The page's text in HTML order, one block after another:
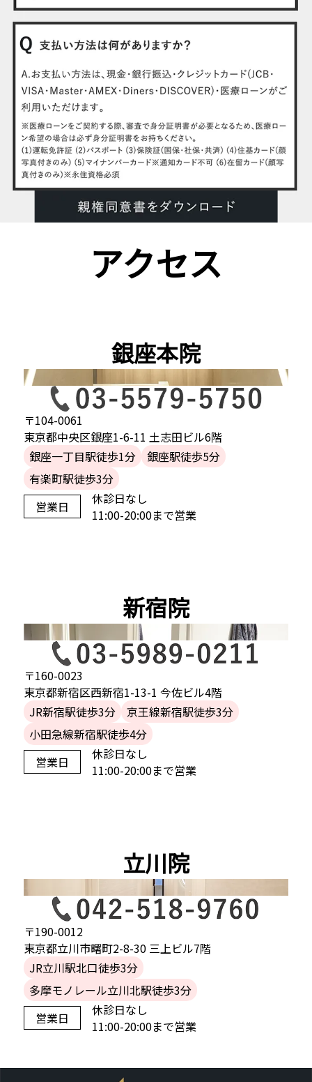
アクセス
銀座本院
〒104-0061
東京都中央区銀座1-6-11 土志田ビル6階
銀座一丁目駅徒歩1分
銀座駅徒歩5分
有楽町駅徒歩3分
営業日
休診日なし
11:00-20:00まで営業
新宿院
〒160-0023
東京都新宿区西新宿1-13-1 今佐ビル4階
JR新宿駅徒歩3分
京王線新宿駅徒歩3分
小田急線新宿駅徒歩4分
営業日
休診日なし
11:00-20:00まで営業
立川院
〒190-0012
東京都立川市曙町2-8-30 三上ビル7階
JR立川駅北口徒歩3分
多摩モノレール立川北駅徒歩3分
営業日
休診日なし
11:00-20:00まで営業